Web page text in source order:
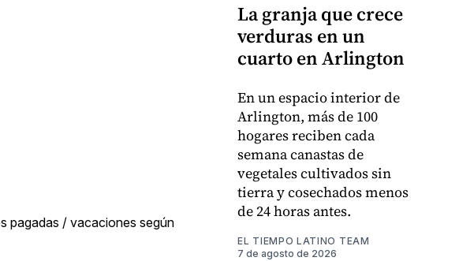
pagadas / vacaciones según
La granja que crece
verduras en un
cuarto en Arlington
En un espacio interior de
Arlington, más de 100
hogares reciben cada
semana canastas de
vegetales cultivados sin
tierra y cosechados menos
de 24 horas antes.
EL TIEMPO LATINO TEAM
7 de agosto de 2026